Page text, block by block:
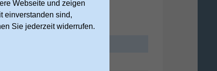
Webseite und zeigen
einverstanden sind,
Sie jederzeit widerrufen.